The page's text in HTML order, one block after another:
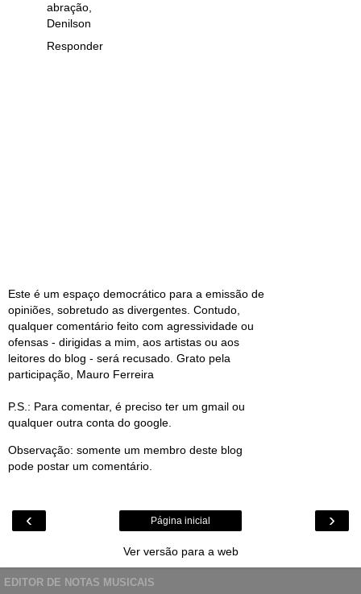
abração,
Denilson
Responder
Este é um espaço democrático para a emissão de
opiniões, sobretudo as divergentes. Contudo,
qualquer comentário feito com agressividade ou
ofensas - dirigidas a mim, aos artistas ou aos
leitores do blog - será recusado. Grato pela
participação, Mauro Ferreira
P.S.: Para comentar, é preciso ter um gmail ou
qualquer outra conta do google.
Observação: somente um membro deste blog
pode postar um comentário.
‹ ›
Página inicial
Ver versão para a web
EDITOR DE NOTAS MUSICAIS